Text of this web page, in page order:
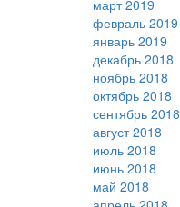
март 2019
февраль 2019
январь 2019
декабрь 2018
ноябрь 2018
октябрь 2018
сентябрь 2018
август 2018
июль 2018
июнь 2018
май 2018